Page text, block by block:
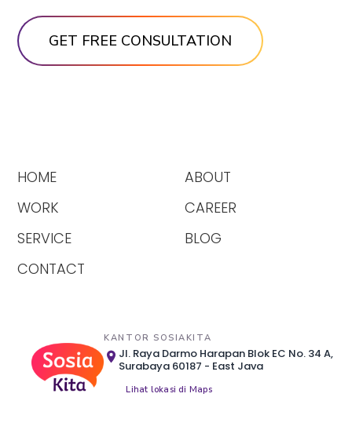
HOME
WORK
SERVICE
CONTACT
ABOUT
CAREER
BLOG
KANTOR SOSIAKITA
Jl. Raya Darmo Harapan Blok EC No. 34 A,
Surabaya 60187 - East Java
Lihat lokasi di Maps